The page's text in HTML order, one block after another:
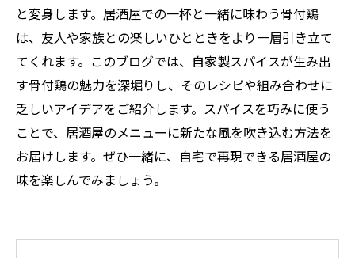
と変身します。居酒屋での一杯と一緒に味わう骨付鶏
は、友人や家族との楽しいひとときをより一層引き立て
てくれます。このブログでは、自家製スパイスが生み出
す骨付鶏の魅力を深堀りし、そのレシピや組み合わせに
乏しいアイデアをご紹介します。スパイスを巧みに使う
ことで、居酒屋のメニューに新たな風を吹き込む方法を
お届けします。ぜひ一緒に、自宅で再現できる居酒屋の
味を楽しんでみましょう。